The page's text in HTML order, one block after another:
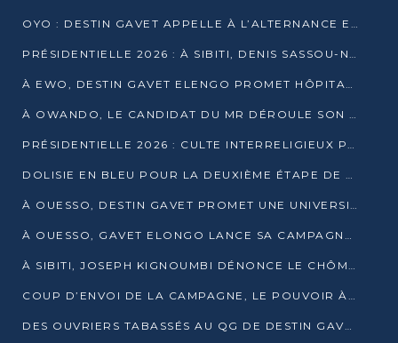
OYO : DESTIN GAVET APPELLE À L’ALTERNANCE ET À LA RESPONSABILITÉ DE LA JEUNESSE
PRÉSIDENTIELLE 2026 : À SIBITI, DENIS SASSOU-N’GUESSO PARIE SUR LES RESSOURCES DE LA LEKOUMOU
À EWO, DESTIN GAVET ELENGO PROMET HÔPITAL, CHEMIN DE FER ET AUDIT DES FINANCES PUBLIQUES
À OWANDO, LE CANDIDAT DU MR DÉROULE SON PROGRAMME DE “CHANGEMENT”
PRÉSIDENTIELLE 2026 : CULTE INTERRELIGIEUX POUR LA PAIX À OUENZÉ
DOLISIE EN BLEU POUR LA DEUXIÈME ÉTAPE DE CAMPAGNE DE DSN
À OUESSO, DESTIN GAVET PROMET UNE UNIVERSITÉ POUR LA SANGHA
À OUESSO, GAVET ELONGO LANCE SA CAMPAGNE SOUS LE SIGNE DU RENOUVEAU
À SIBITI, JOSEPH KIGNOUMBI DÉNONCE LE CHÔMAGE ET LES DÉFAILLANCES DE L’ÉTAT
COUP D’ENVOI DE LA CAMPAGNE, LE POUVOIR À POINTE-NOIRE, L’OPPOSITION À OUESSO ET SIBITI
DES OUVRIERS TABASSÉS AU QG DE DESTIN GAVET À 24 HEURES DE L’OUVERTURE DE LA CAMPAGNE